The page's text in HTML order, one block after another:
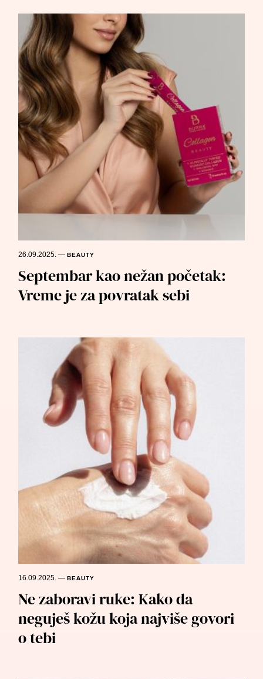
26.09.2025.—BEAUTY
Septembar kao nežan početak:
Vreme je za povratak sebi
16.09.2025.—BEAUTY
Ne zaboravi ruke: Kako da
neguješ kožu koja najviše govori
o tebi